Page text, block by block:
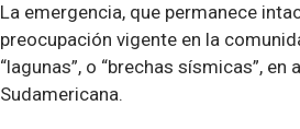
La emergencia, que permanece
preocupación vigente en la
“lagunas”, o “brechas sísmicas”,
Sudamericana.